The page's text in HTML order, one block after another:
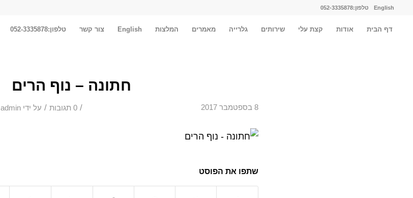
English טלפון:052-3335878
דף הבית אודות קצת עלי שירותים גלרייה מאמרים המלצות English צור קשר טלפון:052-3335878
חתונה – נוף הרים
8 בספטמבר 2017 / 0 תגובות / על ידיadmin
שתפו את הפוסט